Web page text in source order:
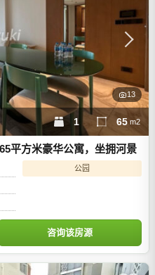
13
平方米豪华公寓，坐拥河景
公园
1 65 m2
咨询该房源